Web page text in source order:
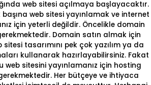
web sitesi açılmaya başlayacaktır.
web sitesi yayınlamak ve internet
için yeterli değildir. Öncelikle domain
Domain satın almak için
sitesi tasarımını pek çok yazılım ya da
kullanarak hazırlayabilirsiniz. Fakat
web sitesini yayınlamanız için hosting
Her bütçeye ve ihtiyaca